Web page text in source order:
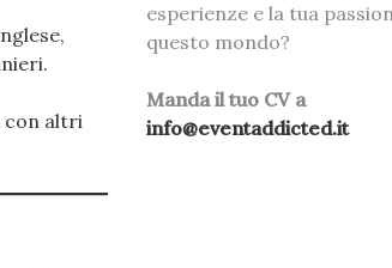
con altri
esperienze e la tua
questo mondo?
Manda il tuo CV a
info@eventaddicted.it